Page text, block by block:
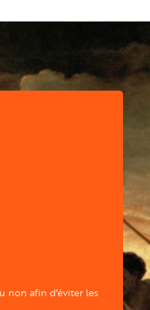
non afin d'éviter les